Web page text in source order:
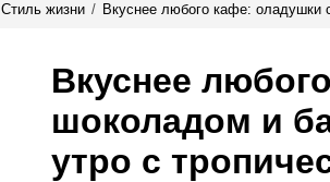
Стиль жизни / Вкуснее любого кафе: оладушки
Вкуснее
шоколадом и
утро с